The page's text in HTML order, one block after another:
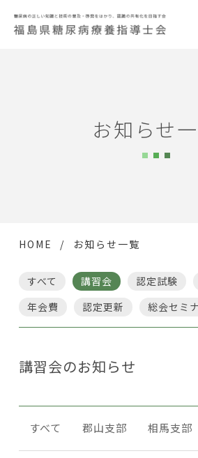
お知らせ
HOME お知らせ一覧
すべて 講習会 認定試験
年会費
認定更新 総会セミ
講習会のお知らせ
すべて 郡山支部 相馬支部